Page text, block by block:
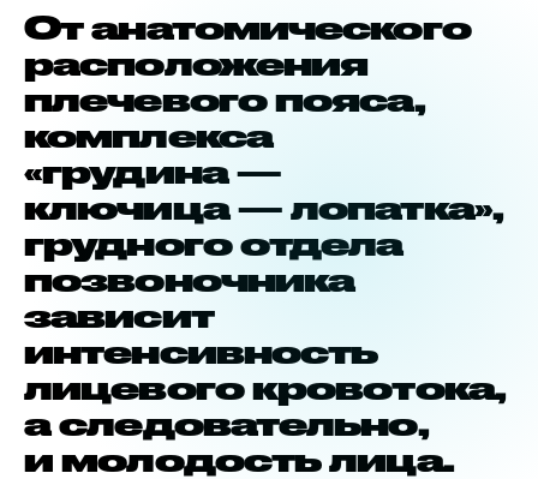
От анатомического
расположения
плечевого пояса,
комплекса
«грудина —
ключица — лопатка»,
грудного отдела
позвоночника
зависит
интенсивность
лицевого кровотока,
а следовательно,
и молодость лица.